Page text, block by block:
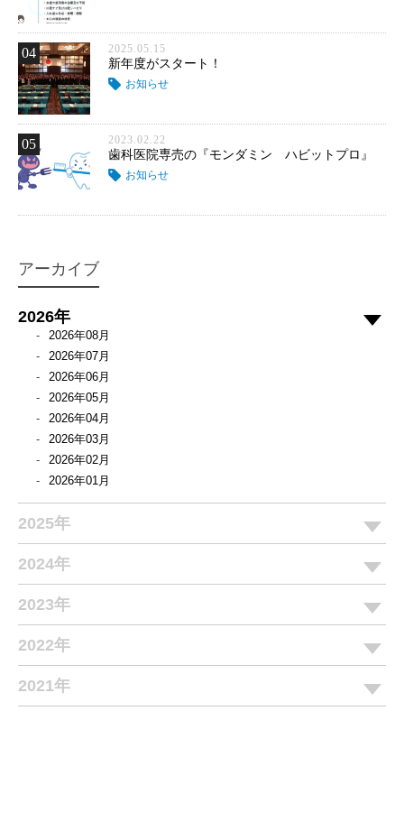
04 2025.05.15
新年度がスタート！
お知らせ
05 2023.02.22
歯科医院専売の『モンダミン ハビットプロ』
お知らせ
アーカイブ
2026年
2026年08月
2026年07月
2026年06月
2026年05月
2026年04月
2026年03月
2026年02月
2026年01月
2025年
2024年
2023年
2022年
2021年